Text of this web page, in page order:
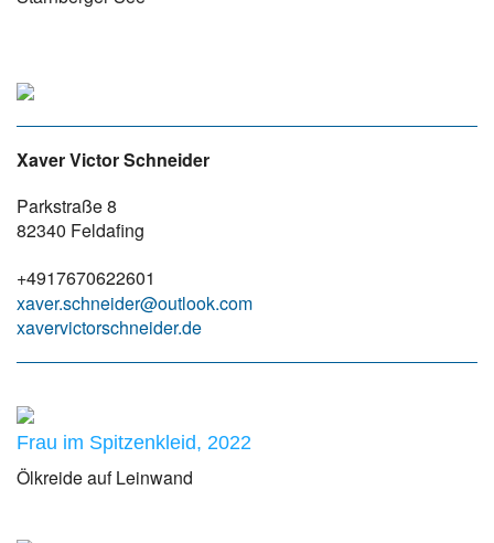
Xaver Victor Schneider
Parkstraße 8
82340 Feldafing
+4917670622601
xaver.schneider@outlook.com
xavervictorschneider.de
Frau im Spitzenkleid, 2022
Ölkreide auf Leinwand